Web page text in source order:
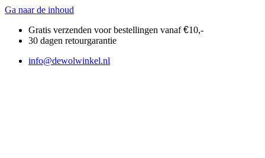
Ga naar de inhoud
Gratis verzenden voor bestellingen vanaf€10,-
30 dagen retourgarantie
info@dewolwinkel.nl